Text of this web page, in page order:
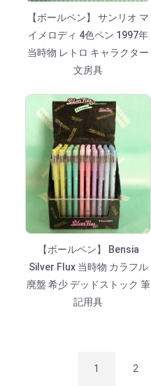
【ボールペン】 サンリオ マ
イメロディ 4色ペン 1997年
当時物 レトロ キャラクター
文房具
【ボールペン】 Bensia
Silver Flux 当時物 カラフル
廃盤 希少 デッドストック 筆
記用具
1 2